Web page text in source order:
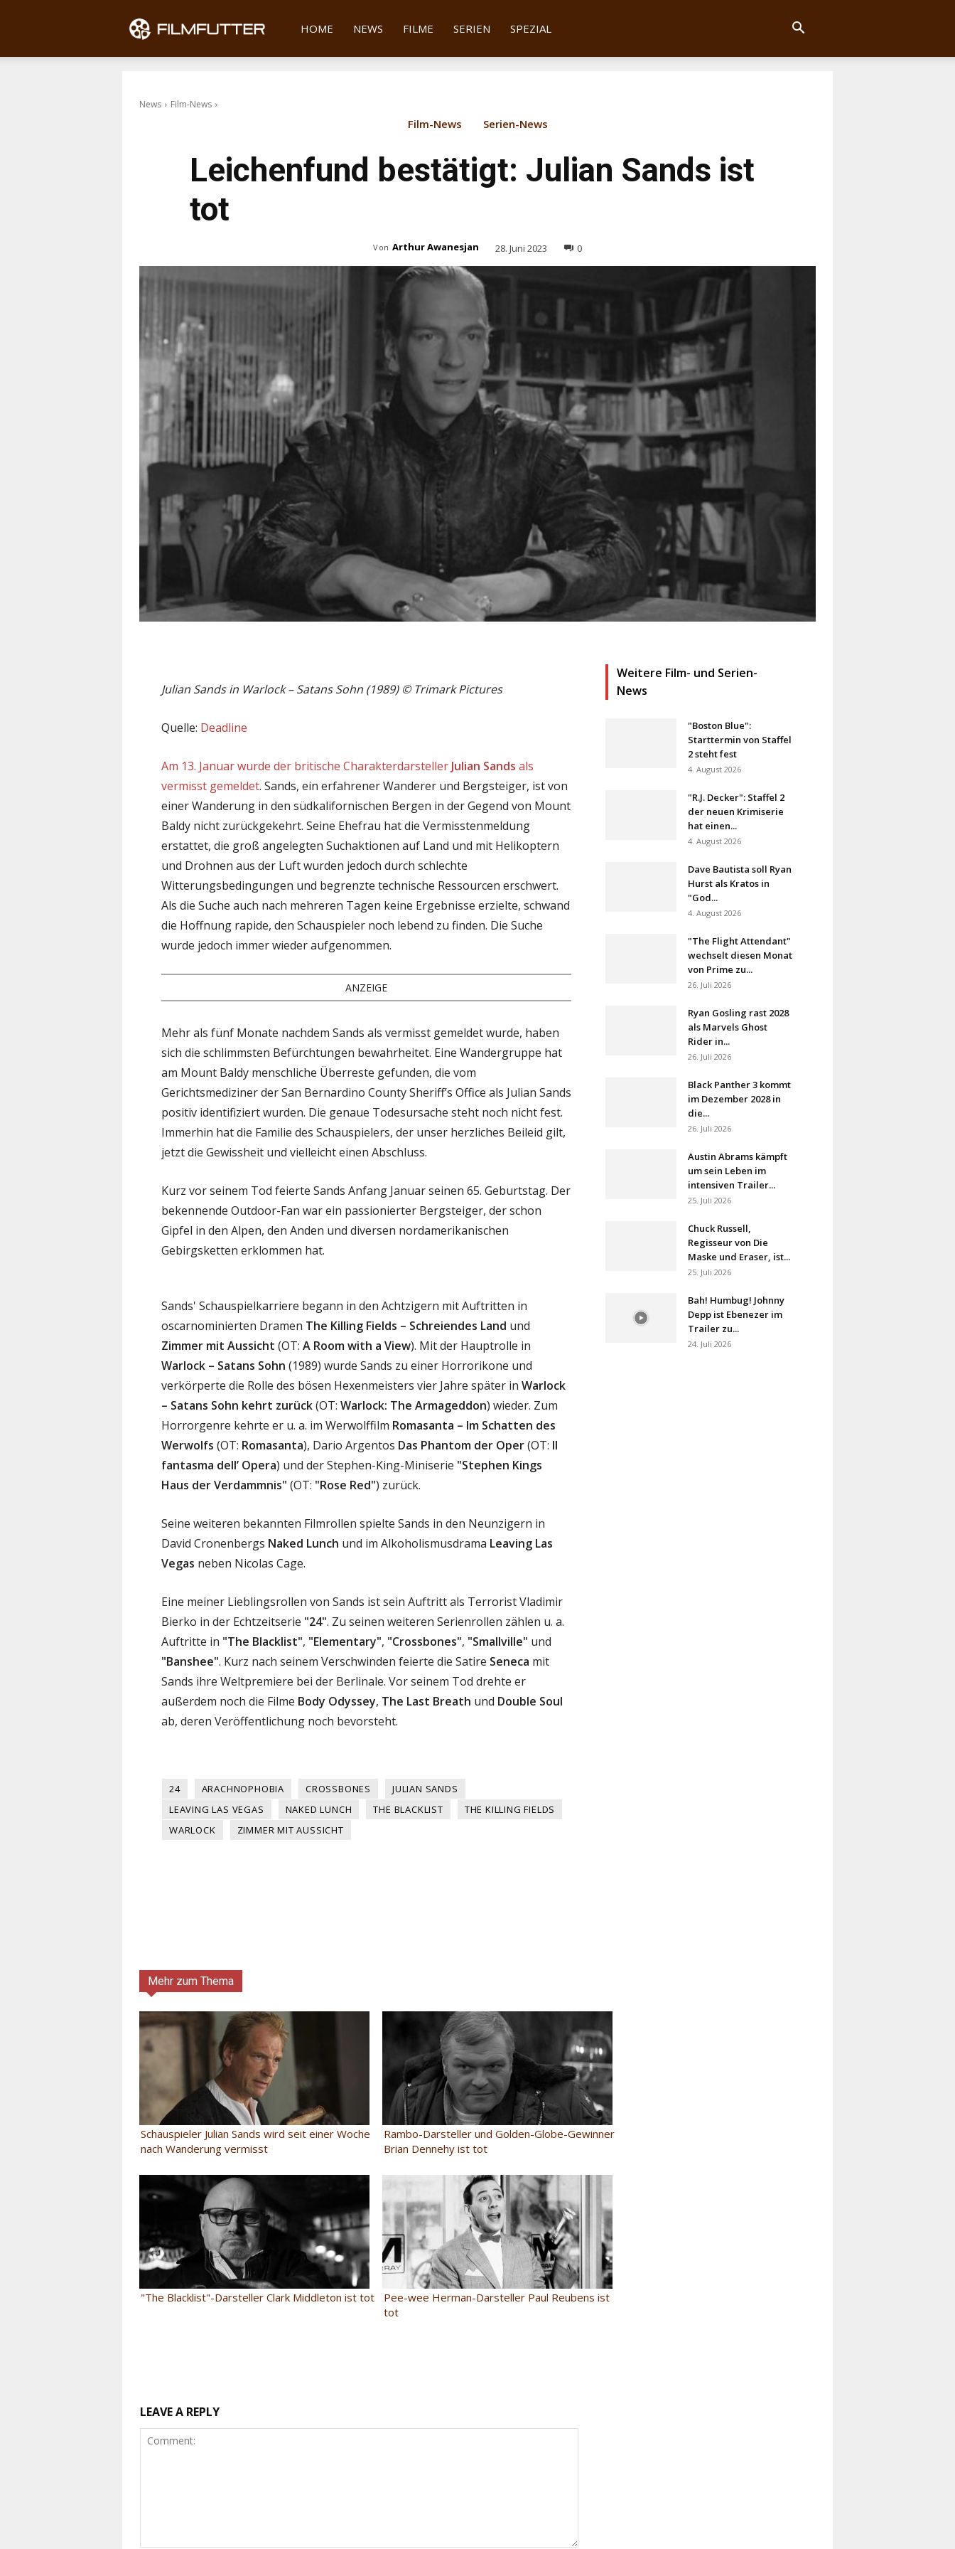
Filmfutter
HOME NEWS FILME SERIEN SPEZIAL
News Film-News
Film-News Serien-News
Leichenfund bestätigt: Julian Sands ist
tot
Von Arthur Awanesjan 28. Juni 2023 0
Julian Sands in Warlock – Satans Sohn (1989) © Trimark Pictures
Quelle: Deadline
Am 13. Januar wurde der britische Charakterdarsteller Julian Sands als
vermisst gemeldet. Sands, ein erfahrener Wanderer und Bergsteiger, ist von
einer Wanderung in den südkalifornischen Bergen in der Gegend von Mount
Baldy nicht zurückgekehrt. Seine Ehefrau hat die Vermisstenmeldung
erstattet, die groß angelegten Suchaktionen auf Land und mit Helikoptern
und Drohnen aus der Luft wurden jedoch durch schlechte
Witterungsbedingungen und begrenzte technische Ressourcen erschwert.
Als die Suche auch nach mehreren Tagen keine Ergebnisse erzielte, schwand
die Hoffnung rapide, den Schauspieler noch lebend zu finden. Die Suche
wurde jedoch immer wieder aufgenommen.
ANZEIGE
Mehr als fünf Monate nachdem Sands als vermisst gemeldet wurde, haben
sich die schlimmsten Befürchtungen bewahrheitet. Eine Wandergruppe hat
am Mount Baldy menschliche Überreste gefunden, die vom
Gerichtsmediziner der San Bernardino County Sheriff’s Office als Julian Sands
positiv identifiziert wurden. Die genaue Todesursache steht noch nicht fest.
Immerhin hat die Familie des Schauspielers, der unser herzliches Beileid gilt,
jetzt die Gewissheit und vielleicht einen Abschluss.
Kurz vor seinem Tod feierte Sands Anfang Januar seinen 65. Geburtstag. Der
bekennende Outdoor-Fan war ein passionierter Bergsteiger, der schon
Gipfel in den Alpen, den Anden und diversen nordamerikanischen
Gebirgsketten erklommen hat.
Sands' Schauspielkarriere begann in den Achtzigern mit Auftritten in
oscarnominierten Dramen The Killing Fields – Schreiendes Land und
Zimmer mit Aussicht (OT: A Room with a View). Mit der Hauptrolle in
Warlock – Satans Sohn (1989) wurde Sands zu einer Horrorikone und
verkörperte die Rolle des bösen Hexenmeisters vier Jahre später in Warlock
– Satans Sohn kehrt zurück(OT: Warlock: The Armageddon) wieder. Zum
Horrorgenre kehrte er u. a. im Werwolffilm Romasanta – Im Schatten des
Werwolfs (OT: Romasanta), Dario Argentos Das Phantom der Oper(OT: Il
fantasma dell’ Opera) und der Stephen-King-Miniserie "Stephen Kings
Haus der Verdammnis" (OT: "Rose Red") zurück.
Seine weiteren bekannten Filmrollen spielte Sands in den Neunzigern in
David Cronenbergs Naked Lunch und im Alkoholismusdrama Leaving Las
Vegas neben Nicolas Cage.
Eine meiner Lieblingsrollen von Sands ist sein Auftritt als Terrorist Vladimir
Bierko in der Echtzeitserie "24". Zu seinen weiteren Serienrollen zählen u. a.
Auftritte in "The Blacklist", "Elementary", "Crossbones", "Smallville" und
"Banshee". Kurz nach seinem Verschwinden feierte die Satire Seneca mit
Sands ihre Weltpremiere bei der Berlinale. Vor seinem Tod drehte er
außerdem noch die Filme Body Odyssey, The Last Breath und Double Soul
ab, deren Veröffentlichung noch bevorsteht.
24 ARACHNOPHOBIA CROSSBONES
JULIAN SANDS
LEAVING LAS VEGAS
NAKED LUNCH THE BLACKLIST
THE KILLING FIELDS
WARLOCK
ZIMMER MIT AUSSICHT
Weitere Film- und Serien-
News
"Boston Blue":
Starttermin von Staffel
2 steht fest
4. August 2026
"R.J. Decker": Staffel 2
der neuen Krimiserie
hat einen...
4. August 2026
Dave Bautista soll Ryan
Hurst als Kratos in
"God...
4. August 2026
"The Flight Attendant"
wechselt diesen Monat
von Prime zu...
26. Juli 2026
Ryan Gosling rast 2028
als Marvels Ghost
Rider in...
26. Juli 2026
Black Panther 3 kommt
im Dezember 2028 in
die...
26. Juli 2026
Austin Abrams kämpft
um sein Leben im
intensiven Trailer...
25. Juli 2026
Chuck Russell,
Regisseur von Die
Maske und Eraser, ist...
25. Juli 2026
Bah! Humbug! Johnny
Depp ist Ebenezer im
Trailer zu...
24. Juli 2026
Mehr zum Thema
Schauspieler Julian Sands wird seit einer Woche
nach Wanderung vermisst
Rambo-Darsteller und Golden-Globe-Gewinner
Brian Dennehy ist tot
"The Blacklist"-Darsteller Clark Middleton ist tot
Pee-wee Herman-Darsteller Paul Reubens ist
tot
LEAVE A REPLY